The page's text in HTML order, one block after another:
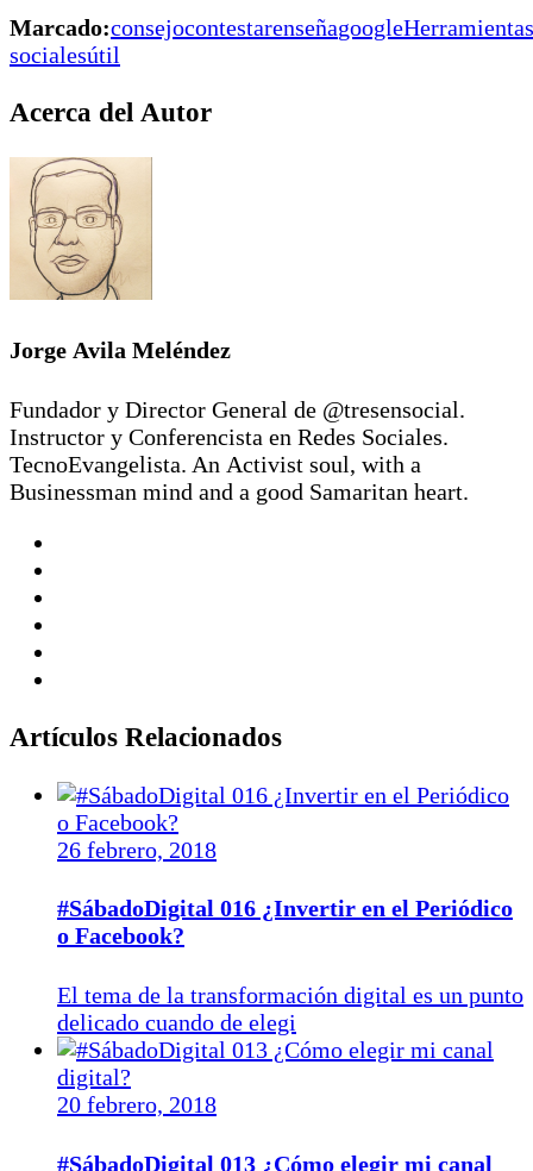
Marcado:consejocontestarenseñagoogleHerramientas
socialesútil
Acerca del Autor
Jorge Avila Meléndez
Fundador y Director General de @tresensocial.
Instructor y Conferencista en Redes Sociales.
TecnoEvangelista. An Activist soul, with a
Businessman mind and a good Samaritan heart.
Artículos Relacionados
26 febrero, 2018
#SábadoDigital 016 ¿Invertir en el Periódico
o Facebook?
El tema de la transformación digital es un punto
delicado cuando de elegi
20 febrero, 2018
#SábadoDigital 013 ¿Cómo elegir mi canal